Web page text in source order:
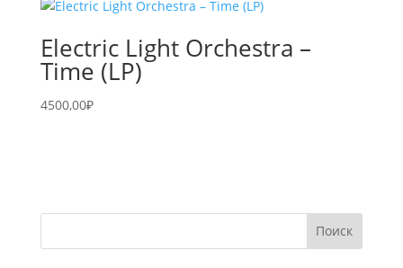
Electric Light Orchestra –
Time (LP)
4500,00₽